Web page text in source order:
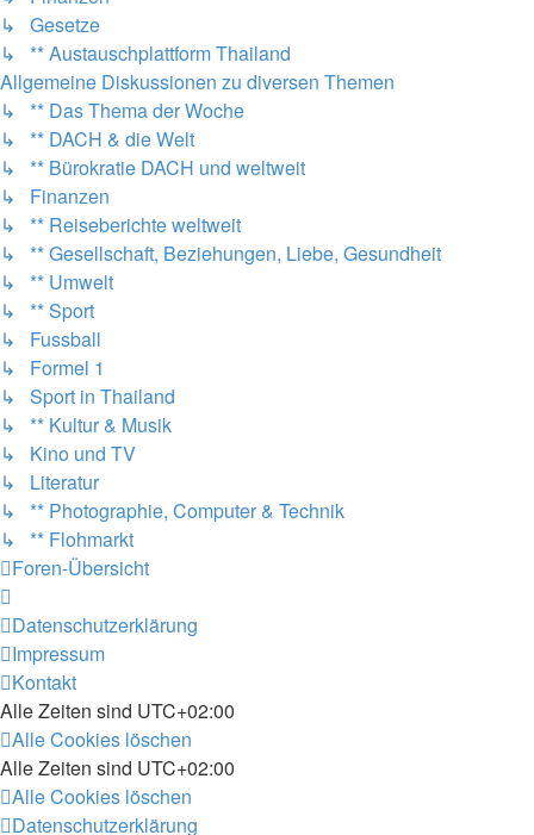
↳ Gesetze
↳ ** Austauschplattform Thailand
Allgemeine Diskussionen zu diversen Themen
↳ ** Das Thema der Woche
↳ ** DACH & die Welt
↳ ** Bürokratie DACH und weltweit
↳ Finanzen
↳ ** Reiseberichte weltweit
↳ ** Gesellschaft, Beziehungen, Liebe, Gesundheit
↳ ** Umwelt
↳ ** Sport
↳ Fussball
↳ Formel 1
↳ Sport in Thailand
↳ ** Kultur & Musik
↳ Kino und TV
↳ Literatur
↳ ** Photographie, Computer & Technik
↳ ** Flohmarkt
Foren-Übersicht
Datenschutzerklärung
Impressum
Kontakt
Alle Zeiten sind UTC+02:00
Alle Cookies löschen
Alle Zeiten sind UTC+02:00
Alle Cookies löschen
Datenschutzerklärung